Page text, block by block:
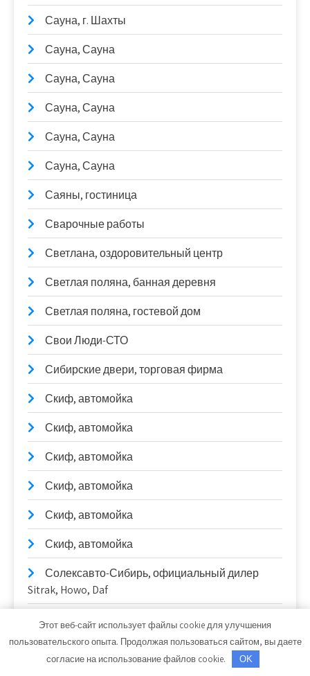
Сауна, г. Шахты
Сауна, Сауна
Сауна, Сауна
Сауна, Сауна
Сауна, Сауна
Сауна, Сауна
Саяны, гостиница
Сварочные работы
Светлана, оздоровительный центр
Светлая поляна, банная деревня
Светлая поляна, гостевой дом
Свои Люди-СТО
Сибирские двери, торговая фирма
Скиф, автомойка
Скиф, автомойка
Скиф, автомойка
Скиф, автомойка
Скиф, автомойка
Скиф, автомойка
Солексавто-Сибирь, официальный дилер
Sitrak, Howo, Daf
Стелла, производственно-монтажная
Стелла, производственно-монтажная
Этот веб-сайт использует файлы cookie для улучшения
пользовательского опыта. Продолжая пользоваться сайтом, вы даете
согласие на использование файлов cookie.
OK